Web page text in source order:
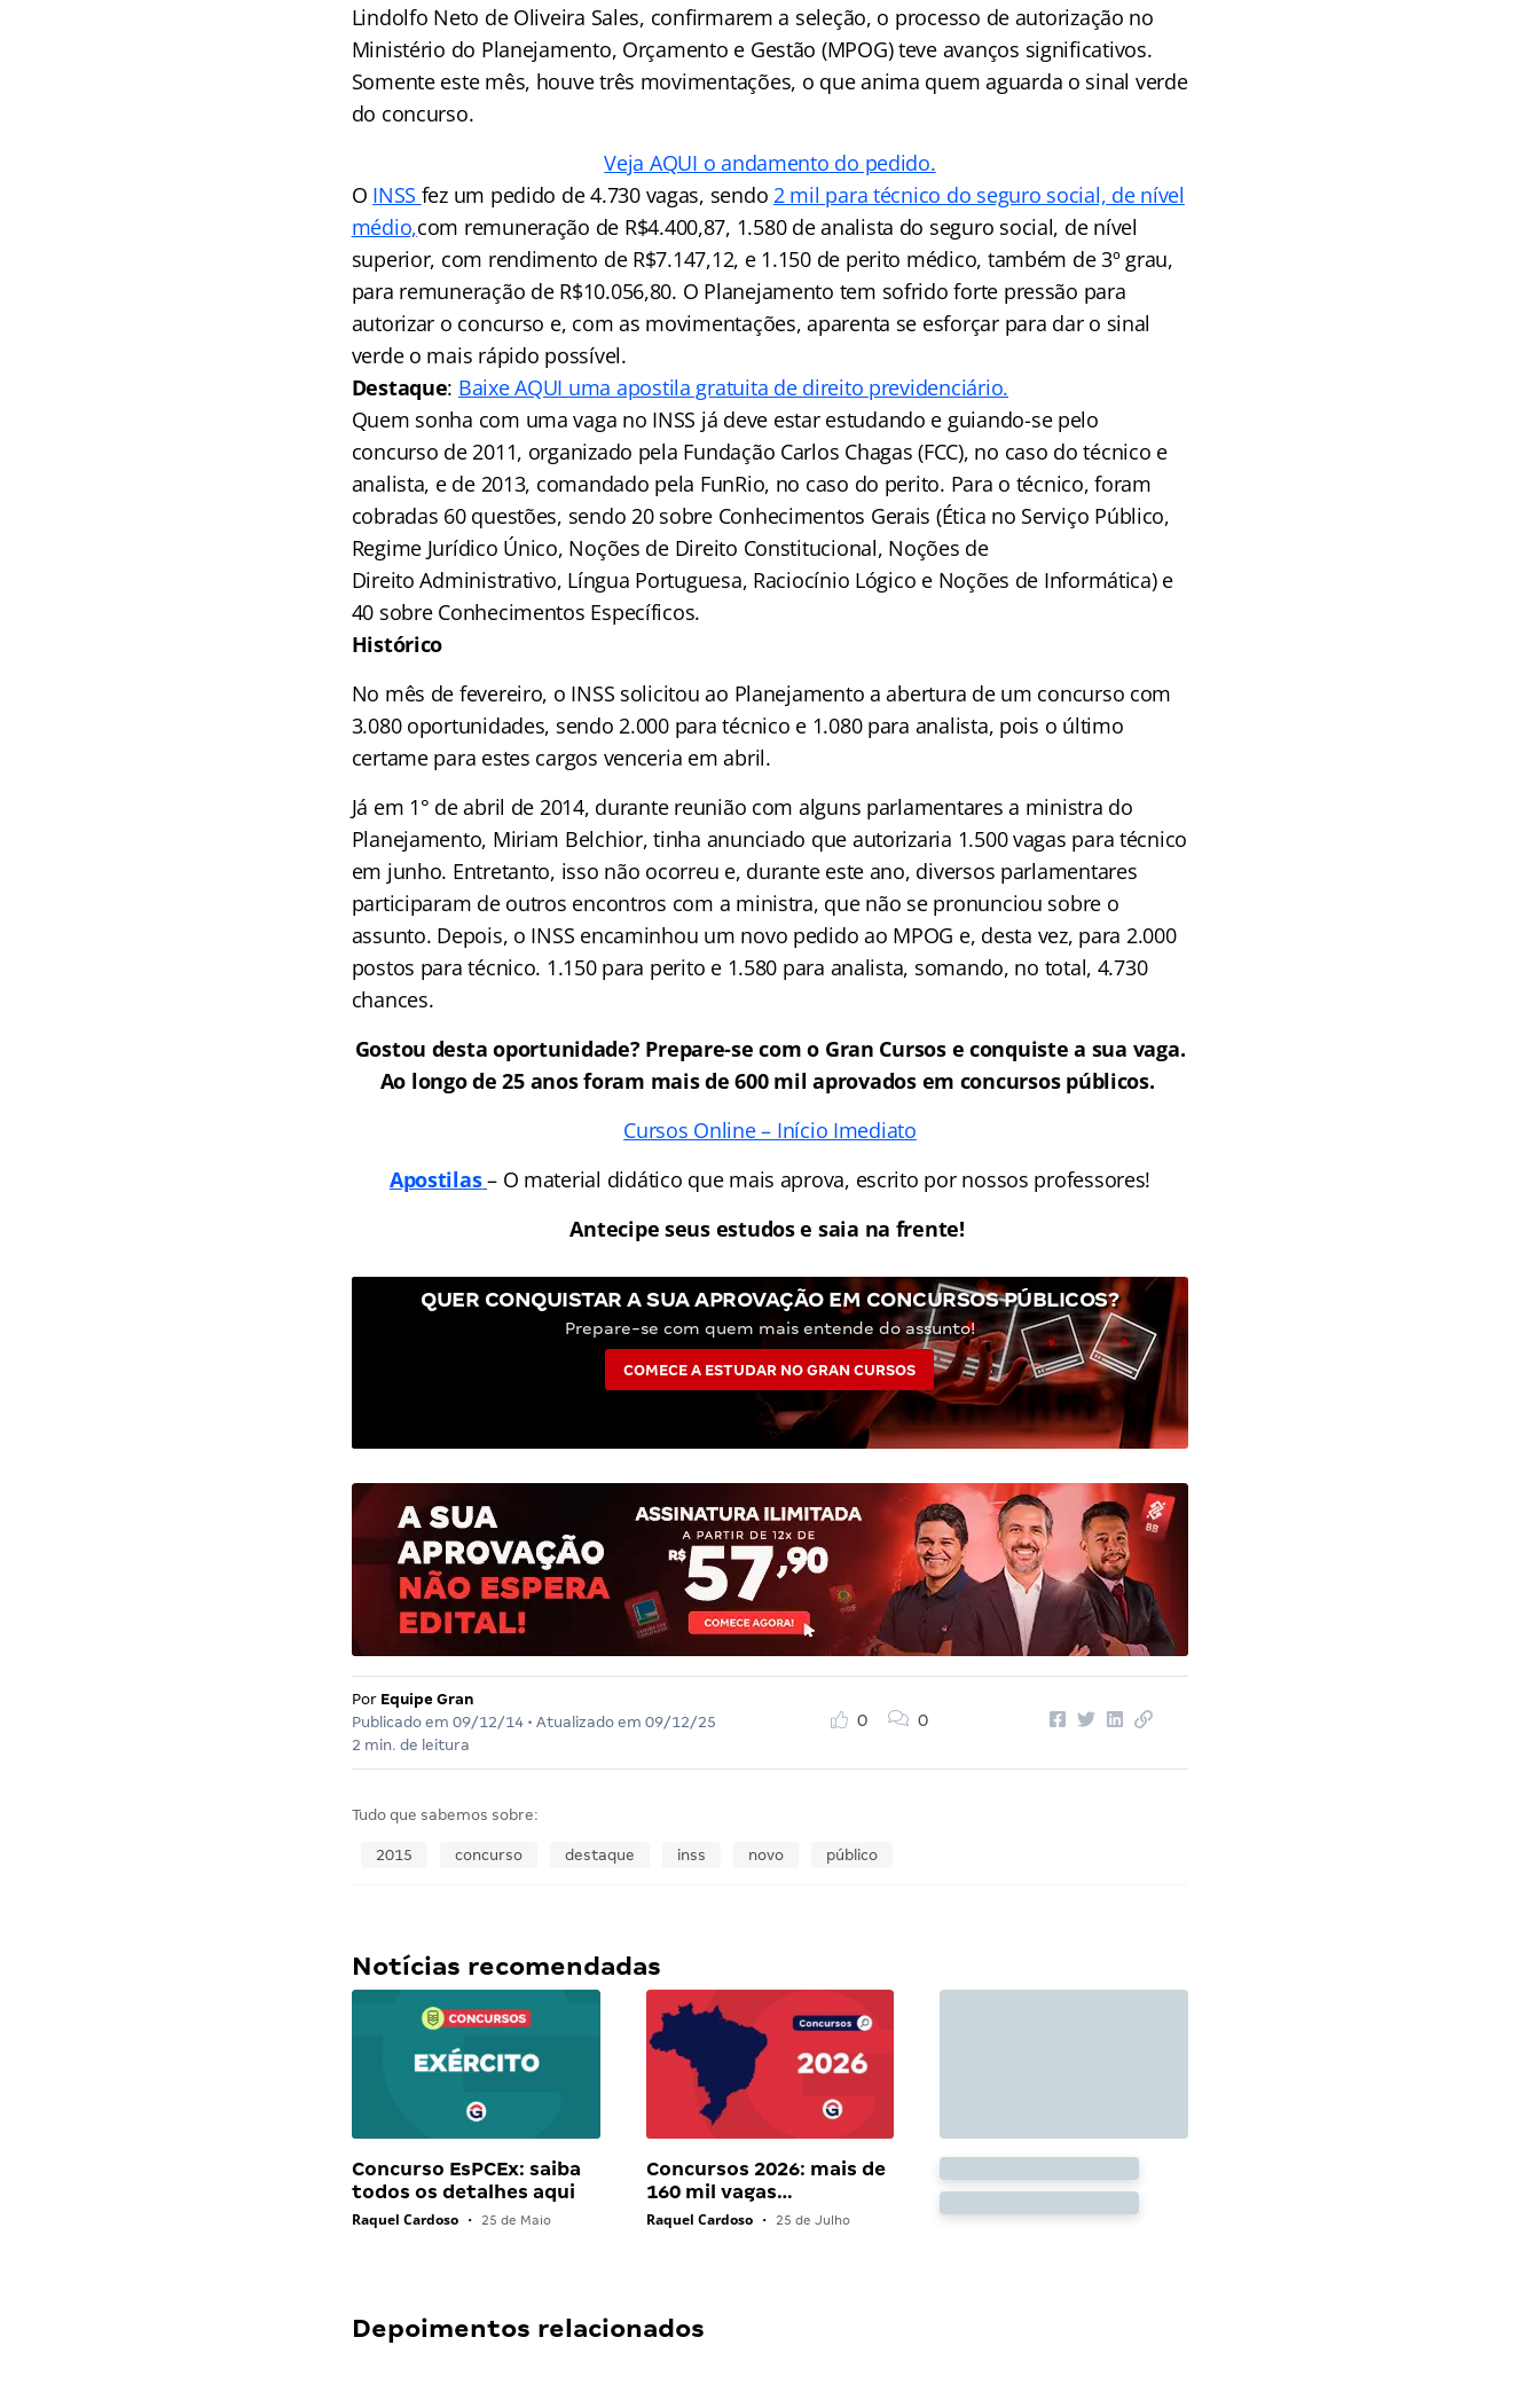
Lindolfo Neto de Oliveira Sales, confirmarem a seleção, o processo de autorização no
Ministério do Planejamento, Orçamento e Gestão (MPOG) teve avanços significativos.
Somente este mês, houve três movimentações, o que anima quem aguarda o sinal verde
do concurso.
Veja AQUI o andamento do pedido.
O INSS fez um pedido de 4.730 vagas, sendo 2 mil para técnico do seguro social, de nível
médio,com remuneração de R$4.400,87, 1.580 de analista do seguro social, de nível
superior, com rendimento de R$7.147,12, e 1.150 de perito médico, também de 3º grau,
para remuneração de R$10.056,80. O Planejamento tem sofrido forte pressão para
autorizar o concurso e, com as movimentações, aparenta se esforçar para dar o sinal
verde o mais rápido possível.
Destaque: Baixe AQUI uma apostila gratuita de direito previdenciário.
Quem sonha com uma vaga no INSS já deve estar estudando e guiando-se pelo
concurso de 2011, organizado pela Fundação Carlos Chagas (FCC), no caso do técnico e
analista, e de 2013, comandado pela FunRio, no caso do perito. Para o técnico, foram
cobradas 60 questões, sendo 20 sobre Conhecimentos Gerais (Ética no Serviço Público,
Regime Jurídico Único, Noções de Direito Constitucional, Noções de
Direito Administrativo, Língua Portuguesa, Raciocínio Lógico e Noções de Informática) e
40 sobre Conhecimentos Específicos.
Histórico
No mês de fevereiro, o INSS solicitou ao Planejamento a abertura de um concurso com
3.080 oportunidades, sendo 2.000 para técnico e 1.080 para analista, pois o último
certame para estes cargos venceria em abril.
Já em 1° de abril de 2014, durante reunião com alguns parlamentares a ministra do
Planejamento, Miriam Belchior, tinha anunciado que autorizaria 1.500 vagas para técnico
em junho. Entretanto, isso não ocorreu e, durante este ano, diversos parlamentares
participaram de outros encontros com a ministra, que não se pronunciou sobre o
assunto. Depois, o INSS encaminhou um novo pedido ao MPOG e, desta vez, para 2.000
postos para técnico. 1.150 para perito e 1.580 para analista, somando, no total, 4.730
chances.
Gostou desta oportunidade? Prepare-se com o Gran Cursos e conquiste a sua vaga.
Ao longo de 25 anos foram mais de 600 mil aprovados em concursos públicos.
Cursos Online – Início Imediato
Apostilas– O material didático que mais aprova, escrito por nossos professores!
Antecipe seus estudos e saia na frente!
QUER CONQUISTAR A SUA APROVAÇÃO EM CONCURSOS PÚBLICOS?
Prepare-se com quem mais entende do assunto!
COMECE A ESTUDAR NO GRAN CURSOS
Por Equipe Gran
Publicado em 09/12/14• Atualizado em 09/12/25
2 min. de leitura
0 0
Tudo que sabemos sobre:
2015 concurso destaque inss novo público
Notícias recomendadas
Concurso EsPCEx: saiba
todos os detalhes aqui
Raquel Cardoso • 25 de Maio
Concursos 2026: mais de
160 mil vagas…
Raquel Cardoso • 25 de Julho
Depoimentos relacionados